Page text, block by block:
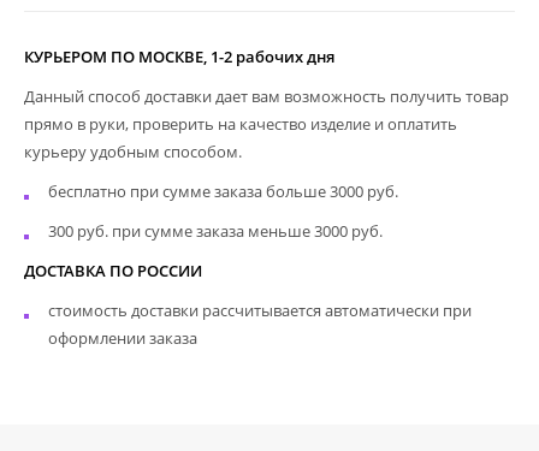
КУРЬЕРОМ ПО МОСКВЕ, 1-2 рабочих дня
Данный способ доставки дает вам возможность получить товар
прямо в руки, проверить на качество изделие и оплатить
курьеру удобным способом.
бесплатно при сумме заказа больше 3000 руб.
300 руб. при сумме заказа меньше 3000 руб.
ДОСТАВКА ПО РОССИИ
стоимость доставки рассчитывается автоматически при
оформлении заказа